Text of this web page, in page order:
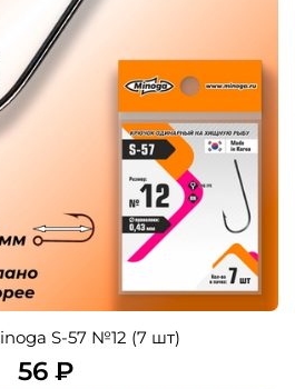
S-57 №12 (7 шт)
56 ₽